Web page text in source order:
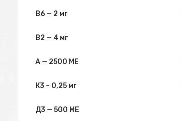
В6 — 2 мг
В2 — 4 мг
А — 2500 МЕ
К3 – 0,25 мг
Д3 — 500 МЕ